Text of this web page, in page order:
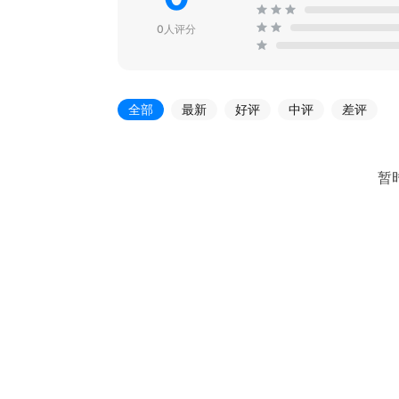
0人评分
全部 最新 好评 中评 差评